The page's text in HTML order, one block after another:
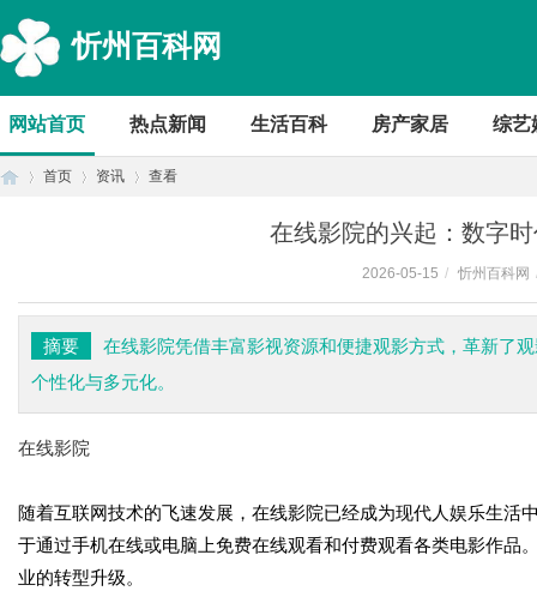
忻州百科网
网站首页 热点新闻 生活百科 房产家居 综艺
首页 资讯 查看
在线影院的兴起：数字
2026-05-15 / 忻州百科网
摘要
在线影院凭借丰富影视资源和便捷观影方式，革新了
个性化与多元化。
在线影院
随着互联网技术的飞速发展，在线影院已经成为现代人娱乐生
于通过手机在线或电脑上免费在线观看和付费观看各类电影作品
业的转型升级。